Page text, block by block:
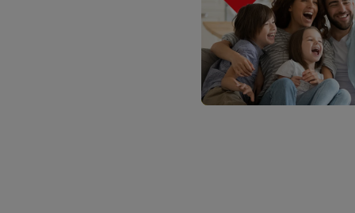
Hierzu wird von uns
Adresse in
Zudem erlauben Sie
den Lidl-Diensten
Wenn das der Fall ist,
Kundenkonto-